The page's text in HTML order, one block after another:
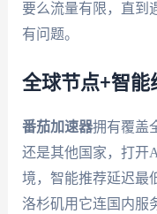
要么流量有限，直到
有问题。
全球节点+智能
番茄加速器拥有覆盖
还是其他国家，打开
境，智能推荐延迟最
洛杉矶用它连国内服